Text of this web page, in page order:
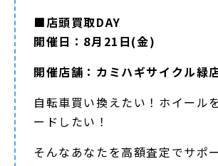
■店頭買取DAY
開催日：8月21日(金)
開催店舗：カミハギサイクル緑
自転車買い換えたい！ホイール
ードしたい！
そんなあなたを高額査定でサポ